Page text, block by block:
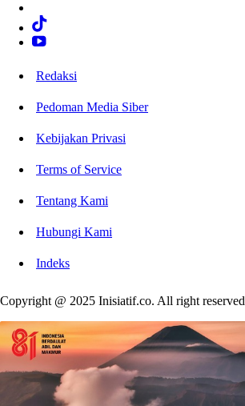
Redaksi
Pedoman Media Siber
Kebijakan Privasi
Terms of Service
Tentang Kami
Hubungi Kami
Indeks
Copyright @ 2025 Inisiatif.co. All right reserved